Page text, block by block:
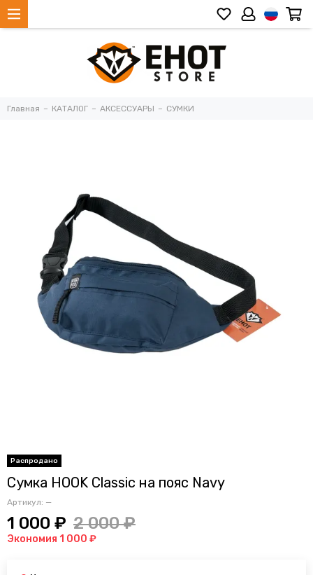
Главная КАТАЛОГ АКСЕССУАРЫ СУМКИ
Сумка HOOK Classic на пояс Navy
Артикул: —
1 000 ₽ 2 000 ₽
Экономия 1 000 ₽